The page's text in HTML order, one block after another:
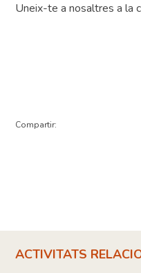
Uneix-te a nosaltres a la
Compartir:
ACTIVITATS